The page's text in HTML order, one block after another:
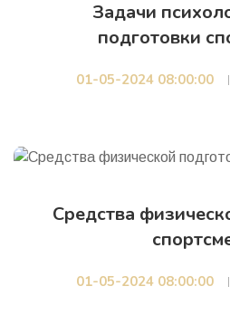
Задачи
подготовки
01-05-2024 08:00:00
Средства
01-05-2024 08:00:00